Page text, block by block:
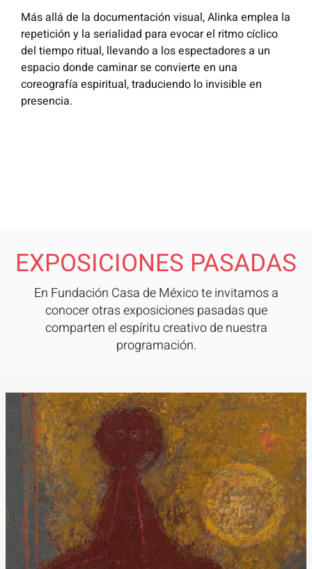
Más allá de la documentación visual, Alinka emplea la
repetición y la serialidad para evocar el ritmo cíclico
del tiempo ritual, llevando a los espectadores a un
espacio donde caminar se convierte en una
coreografía espiritual, traduciendo lo invisible en
presencia.
EXPOSICIONES PASADAS
En Fundación Casa de México te invitamos a
conocer otras exposiciones pasadas que
comparten el espíritu creativo de nuestra
programación.